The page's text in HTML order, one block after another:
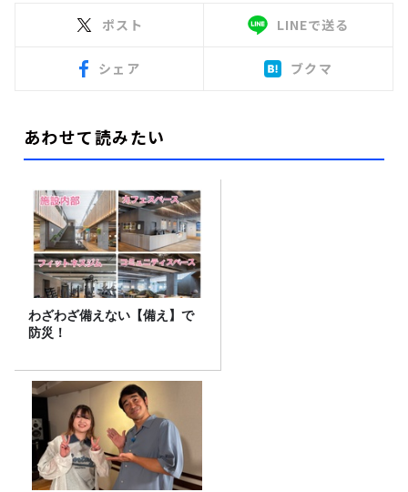
ポスト LINEで送る
シェア ブクマ
あわせて読みたい
わざわざ備えない【備え】で
防災！